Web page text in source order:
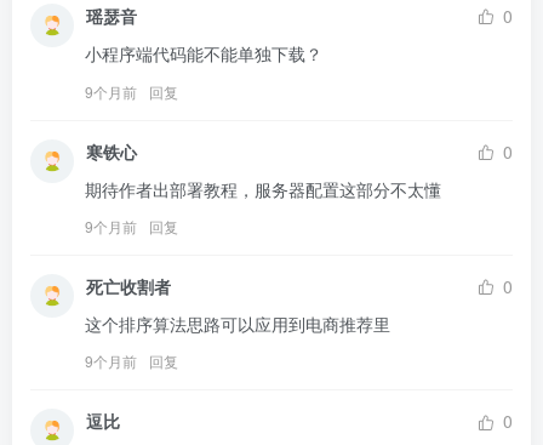
瑶瑟音
0
小程序端代码能不能单独下载？
9个月前 回复
寒铁心
0
期待作者出部署教程，服务器配置这部分不太懂
9个月前 回复
死亡收割者
0
这个排序算法思路可以应用到电商推荐里
9个月前 回复
逗比
0